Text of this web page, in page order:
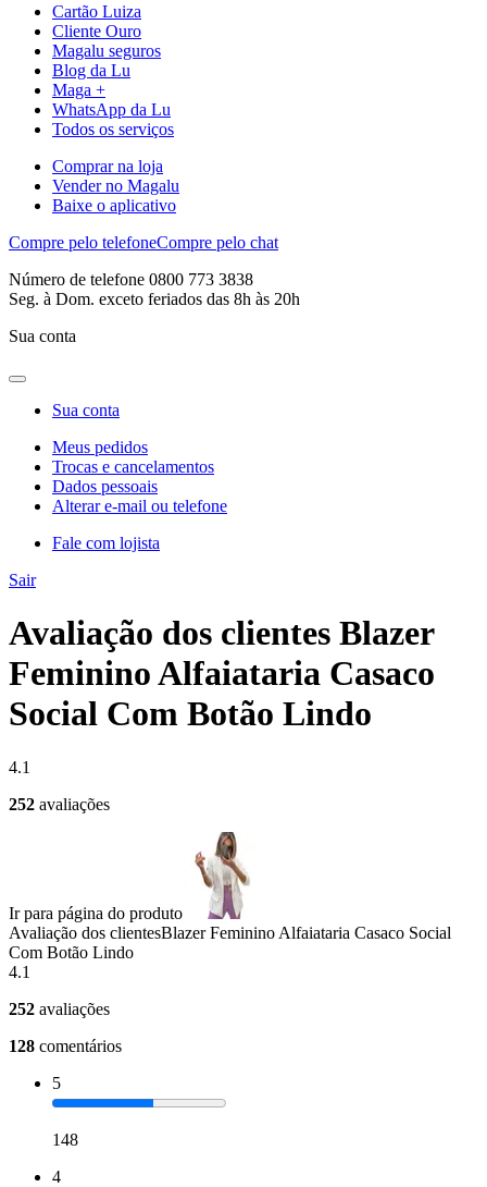
Cartão Luiza
Cliente Ouro
Magalu seguros
Blog da Lu
Maga +
WhatsApp da Lu
Todos os serviços
Comprar na loja
Vender no Magalu
Baixe o aplicativo
Compre pelo telefoneCompre pelo chat
Número de telefone 0800 773 3838
Seg. à Dom. exceto feriados das 8h às 20h
Sua conta
Sua conta
Meus pedidos
Trocas e cancelamentos
Dados pessoais
Alterar e-mail ou telefone
Fale com lojista
Sair
Avaliação dos clientes Blazer
Feminino Alfaiataria Casaco
Social Com Botão Lindo
4.1
252 avaliações
Ir para página do produto
Avaliação dos clientesBlazer Feminino Alfaiataria Casaco Social
Com Botão Lindo
4.1
252 avaliações
128 comentários
5
148
4